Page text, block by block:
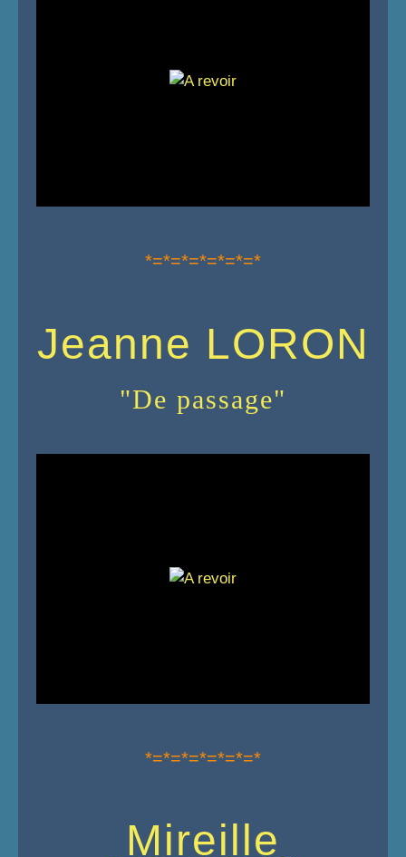
*=*=*=*=*=*=*
Jeanne LORON
"De passage"
*=*=*=*=*=*=*
Mireille